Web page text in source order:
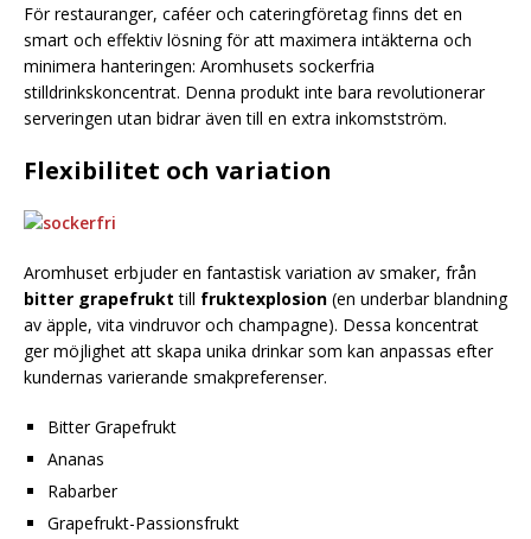
För restauranger, caféer och cateringföretag finns det en
smart och effektiv lösning för att maximera intäkterna och
minimera hanteringen: Aromhusets sockerfria
stilldrinkskoncentrat. Denna produkt inte bara revolutionerar
serveringen utan bidrar även till en extra inkomstström.
Flexibilitet och variation
Aromhuset erbjuder en fantastisk variation av smaker, från
bitter grapefrukt till fruktexplosion (en underbar blandning
av äpple, vita vindruvor och champagne). Dessa koncentrat
ger möjlighet att skapa unika drinkar som kan anpassas efter
kundernas varierande smakpreferenser.
Bitter Grapefrukt
Ananas
Rabarber
Grapefrukt-Passionsfrukt